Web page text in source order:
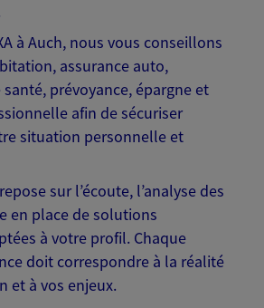
à Auch, nous vous conseillons
assurance auto,
prévoyance, épargne et
afin de sécuriser
situation personnelle et
sur l’écoute, l’analyse des
en place de solutions
à votre profil. Chaque
doit correspondre à la réalité
et à vos enjeux.